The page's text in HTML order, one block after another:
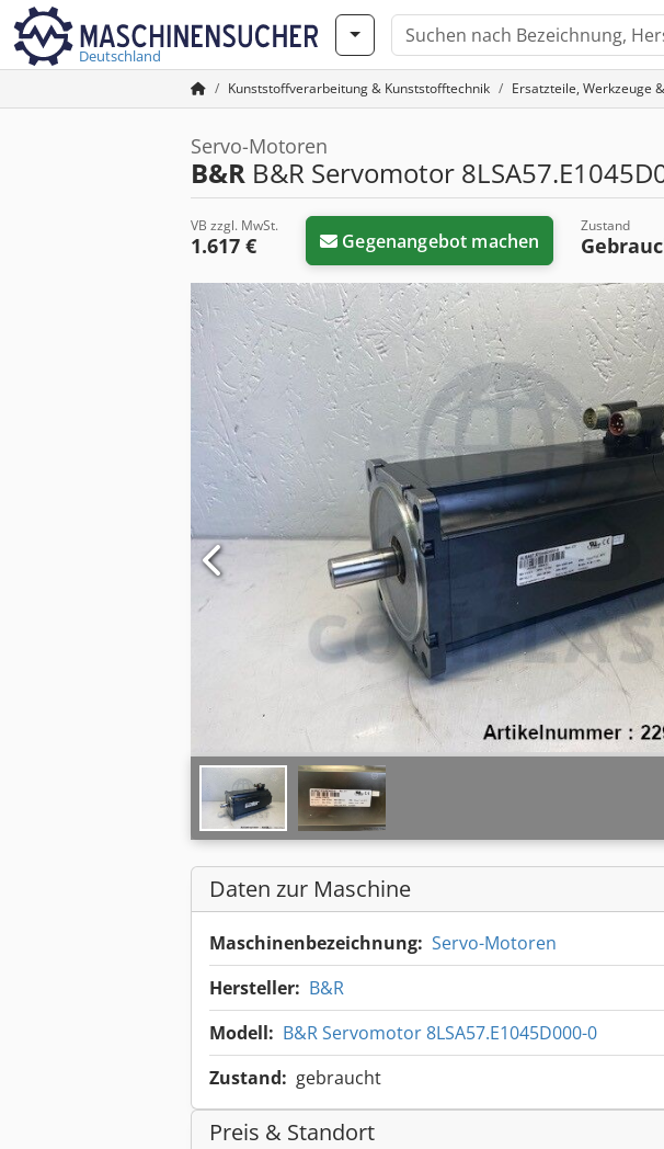
Deutschland
Kunststoffverarbeitung & Kunststofftechnik Ersatzteile, Werkzeuge
Servo-Motoren
B&R B&R Servomotor
VB zzgl. MwSt.
1.617 € Gegenangebot machen
Zustand
Daten zur Maschine
Maschinenbezeichnung: Servo-Motoren
Hersteller: B&R
Modell: B&R Servomotor 8LSA57.E1045D000-0
Zustand: gebraucht
Preis & Standort